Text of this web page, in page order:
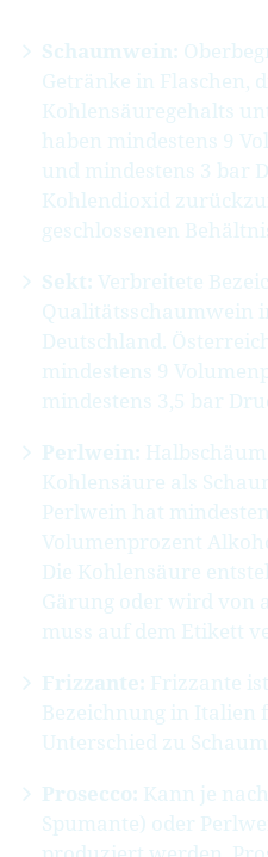
Schaumwein:
Getränke in Flaschen,
Kohlensäuregehalts
haben mindestens 9
und mindestens 3 bar
Kohlendioxid
geschlossenen
Sekt: Verbreitete
Qualitätsschaumwein
Deutschland.
mindestens 9
mindestens 3,5 bar
Perlwein:
Kohlensäure als
Perlwein hat
Volumenprozent
Die Kohlensäure
Gärung oder wird von
muss auf dem Etikett
Frizzante: Frizzante
Bezeichnung in Italien
Unterschied zu
Prosecco: Kann je
Spumante) oder